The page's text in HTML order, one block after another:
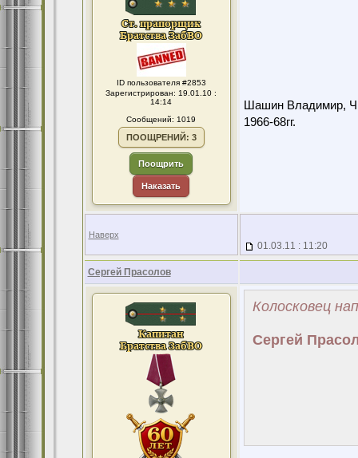
ID пользователя #2853
Зарегистрирован: 19.01.10 :
14:14
Сообщений: 1019
ПООЩРЕНИЙ: 3
Поощрить
Наказать
Шашин Владимир,
1966-68гг.
Наверх
01.03.11 : 11:20
Сергей Прасолов
Колосковец
Сергей